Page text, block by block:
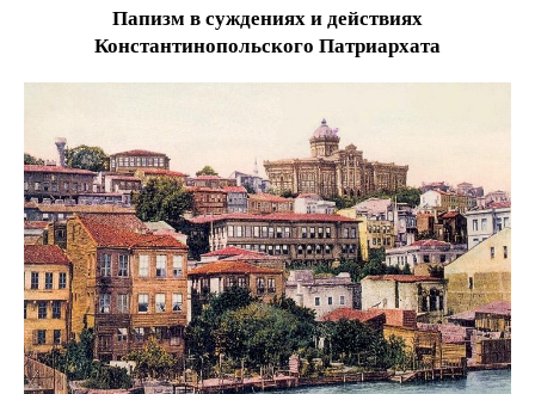
Папизм в суждениях и действиях
Константинопольского Патриархата